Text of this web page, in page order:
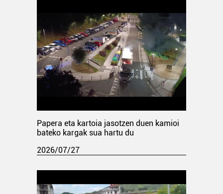
Papera eta kartoia jasotzen duen kamioi
bateko kargak sua hartu du
2026/07/27